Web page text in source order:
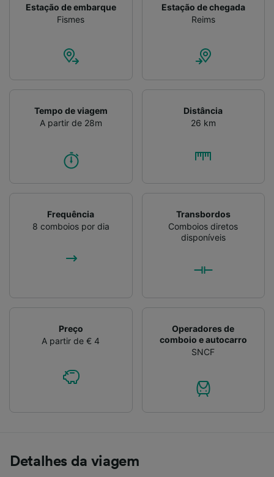
Estação de embarque
Fismes
Estação de chegada
Reims
Tempo de viagem
A partir de 28m
Distância
26 km
Frequência
8 comboios por dia
Transbordos
Comboios diretos
disponíveis
Preço
A partir de € 4
Operadores de
comboio e autocarro
SNCF
Detalhes da viagem